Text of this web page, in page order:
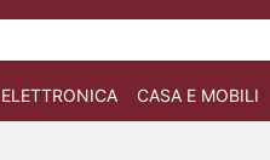
ELETTRONICA CASA E MOBILI